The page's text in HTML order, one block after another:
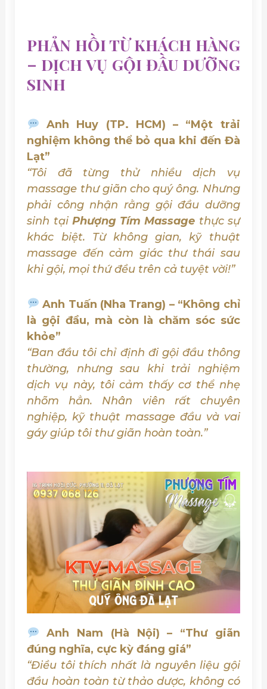
PHẢN HỒI TỪ KHÁCH HÀNG
– DỊCH VỤ GỘI ĐẦU DƯỠNG
SINH
Anh Huy (TP. HCM) – “Một trải
nghiệm không thể bỏ qua khi đến Đà
Lạt”
“Tôi đã từng thử nhiều dịch vụ
massage thư giãn cho quý ông. Nhưng
phải công nhận rằng gội đầu dưỡng
sinh tại Phượng Tím Massage thực sự
khác biệt. Từ không gian, kỹ thuật
massage đến cảm giác thư thái sau
khi gội, mọi thứ đều trên cả tuyệt vời!”
Anh Tuấn (Nha Trang) – “Không chỉ
là gội đầu, mà còn là chăm sóc sức
khỏe”
“Ban đầu tôi chỉ định đi gội đầu thông
thường, nhưng sau khi trải nghiệm
dịch vụ này, tôi cảm thấy cơ thể nhẹ
nhõm hẳn. Nhân viên rất chuyên
nghiệp, kỹ thuật massage đầu và vai
gáy giúp tôi thư giãn hoàn toàn.”
Anh Nam (Hà Nội) – “Thư giãn
đúng nghĩa, cực kỳ đáng giá”
“Điều tôi thích nhất là nguyên liệu gội
đầu hoàn toàn từ thảo dược, không có